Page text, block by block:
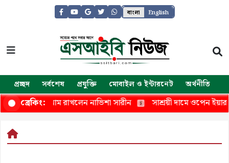
বাংলা English
প্রচ্ছদ সর্বশেষ প্রযুক্তি মোবাইল ও ইন্টারনেট অর্থনীতি
ব্রেকিং:
নাম রাখলেন নাভিশা সারীন সাশ্রয়ী দামে ওপেন ইয়ার